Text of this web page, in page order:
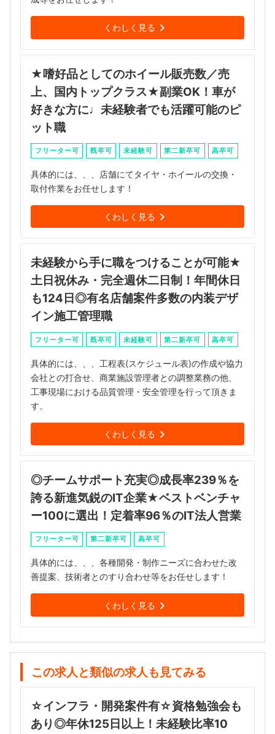
くわしく見る
★嗜好品としてのホイール販売数／売
上、国内トップクラス★副業OK！車が
好きな方に♩未経験者でも活躍可能のピ
ット職
フリーター可 既卒可 未経験可 第二新卒可 高卒可
具体的には、、、店舗にてタイヤ・ホイールの交換・
取付作業をお任せします！
くわしく見る
未経験から手に職をつけることが可能★
土日祝休み・完全週休二日制！年間休日
も124日◎有名店舗案件多数の内装デザ
イン施工管理職
フリーター可 既卒可 未経験可 第二新卒可 高卒可
具体的には、、、工程表(スケジュール表)の作成や協力
会社との打合せ、商業施設管理者との調整業務の他、
工事現場における品質管理・安全管理を行って頂きま
す。
くわしく見る
◎チームサポート充実◎成長率239％を
誇る新進気鋭のIT企業★ベストベンチャ
ー100に選出！定着率96％のIT法人営業
フリーター可 第二新卒可 高卒可
具体的には、、、各種開発・制作ニーズに合わせた改
善提案、技術者とのすり合わせ等をお任せします！
くわしく見る
この求人と類似の求人も見てみる
☆インフラ・開発案件有☆資格勉強会も
あり◎年休125日以上！未経験比率10